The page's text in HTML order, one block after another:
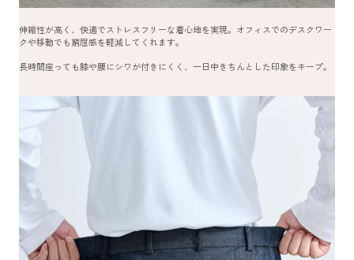
伸縮性が高く、快適でストレスフリーな着心地を実現。オフィスでのデスクワー
クや移動でも窮屈感を軽減してくれます。
長時間座っても膝や腰にシワが付きにくく、一日中きちんとした印象をキープ。